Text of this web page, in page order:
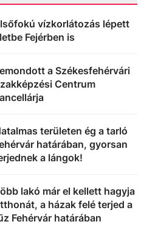
vízkorlátozás lépett
Fejérben is
a Székesfehérvári
Centrum
területen ég a tarló
határában, gyorsan
a lángok!
lakó már el kellett hagyja
a házak felé terjed a
Fehérvár határában